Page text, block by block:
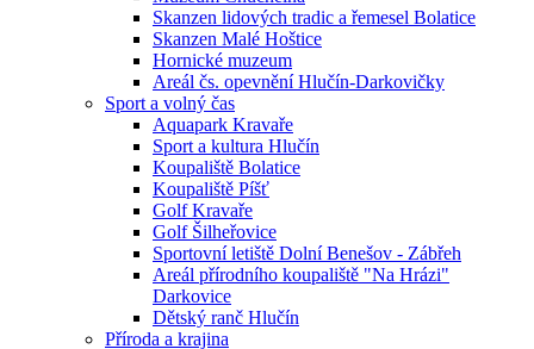
Skanzen lidových tradic a řemesel Bolatice
Skanzen Malé Hoštice
Hornické muzeum
Areál čs. opevnění Hlučín-Darkovičky
Sport a volný čas
Aquapark Kravaře
Sport a kultura Hlučín
Koupaliště Bolatice
Koupaliště Píšť
Golf Kravaře
Golf Šilheřovice
Sportovní letiště Dolní Benešov - Zábřeh
Areál přírodního koupaliště "Na Hrázi"
Darkovice
Dětský ranč Hlučín
Příroda a krajina